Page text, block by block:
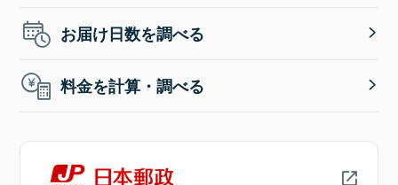
お届け日数を調べる
料金を計算・調べる